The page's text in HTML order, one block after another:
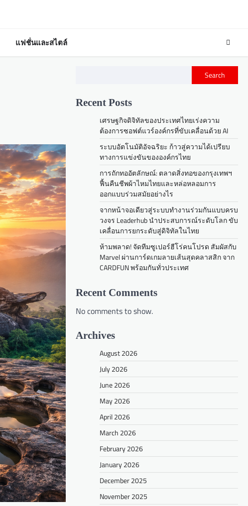
แฟชั่นและสไตล์
Search
Recent Posts
เศรษฐกิจดิจิทัลของประเทศไทยเร่งความ
ต้องการซอฟต์แวร์องค์กรที่ขับเคลื่อนด้วย AI
ระบบอัตโนมัติอัจฉริยะ ก้าวสู่ความได้เปรียบ
ทางการแข่งขันขององค์กรไทย
การถักทออัตลักษณ์: ตลาดสิ่งทอของกรุงเทพฯ
ฟื้นคืนชีพผ้าไหมไทยและหล่อหลอมการ
ออกแบบร่วมสมัยอย่างไร
จากหน้าจอเดียวสู่ระบบทำงานร่วมกันแบบครบ
วงจร Leaderhub นำประสบการณ์ระดับโลก ขับ
เคลื่อนการยกระดับสู่ดิจิทัลในไทย
ห้ามพลาด! จัดทีมซูเปอร์ฮีโร่คนโปรด สัมผัสกับ
Marvel ผ่านการ์ดเกมลายเส้นสุดคลาสสิก จาก
CARDFUN พร้อมกันทั่วประเทศ
Recent Comments
No comments to show.
Archives
August 2026
July 2026
June 2026
May 2026
April 2026
March 2026
February 2026
January 2026
December 2025
November 2025